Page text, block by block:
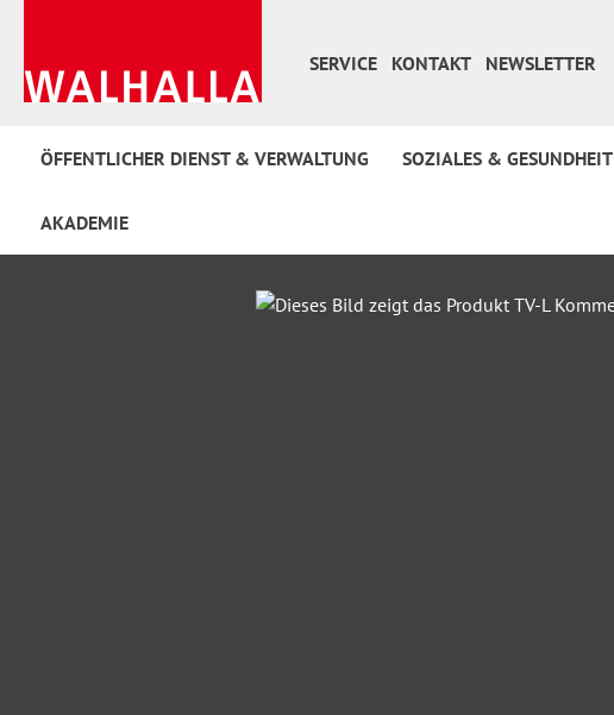
SERVICE
KONTAKT NEWSLETTER
ÖFFENTLICHER DIENST & VERWALTUNG SOZIALES & GESUNDHEIT
AKADEMIE
Bildergalerie überspringen